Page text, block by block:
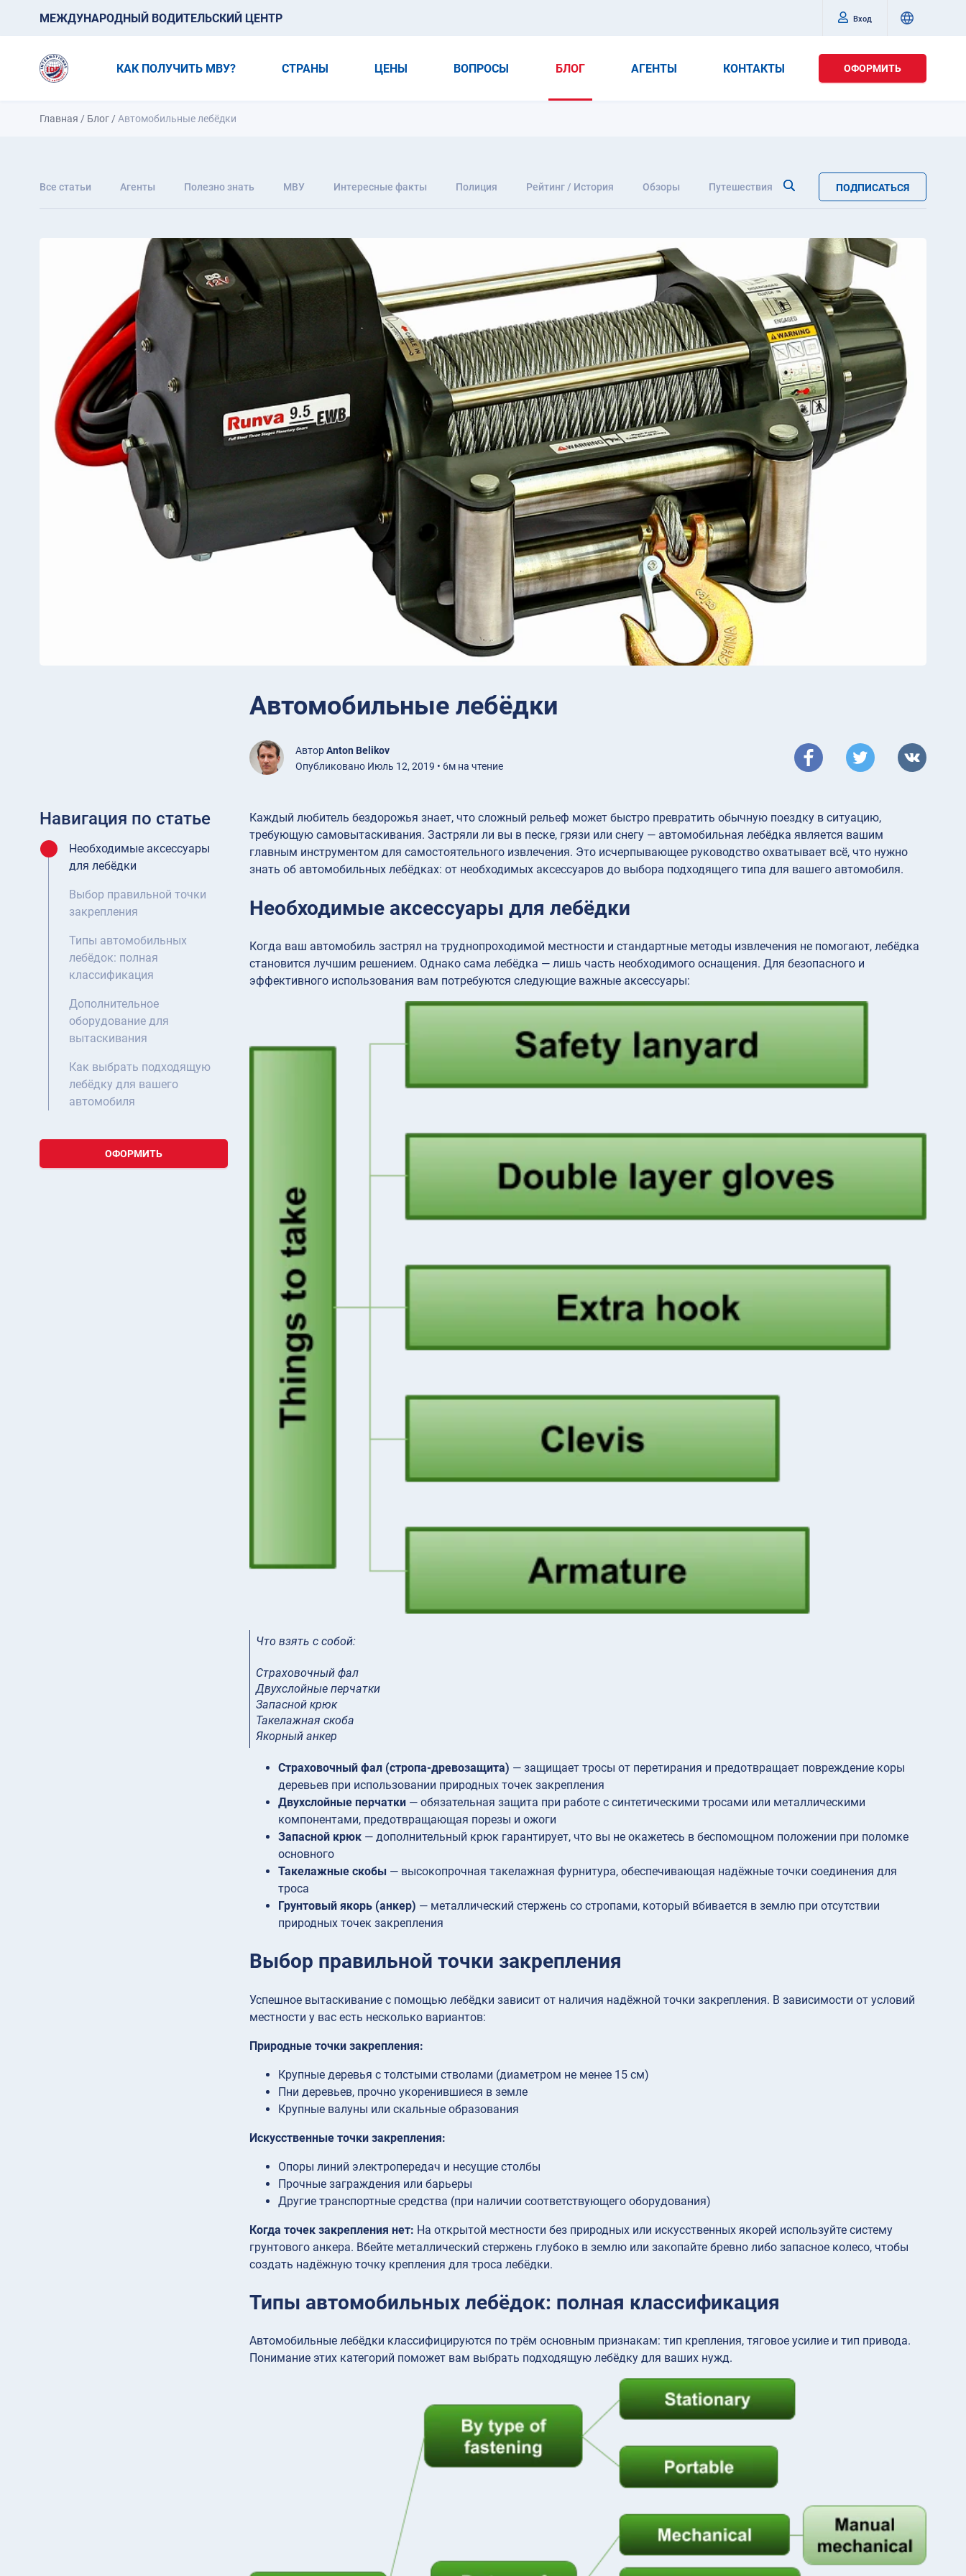
МЕЖДУНАРОДНЫЙ ВОДИТЕЛЬСКИЙ ЦЕНТР Вход
КАК ПОЛУЧИТЬ МВУ? СТРАНЫ ЦЕНЫ ВОПРОСЫ БЛОГ АГЕНТЫ КОНТАКТЫ ОФОРМИТЬ
Главная / Блог /Автомобильные лебёдки
Все статьи Агенты Полезно знать МВУ Интересные факты Полиция Рейтинг / История Обзоры Путешествия ПОДПИСАТЬСЯ
Автомобильные лебёдки
АвторAnton Belikov
Опубликовано Июль 12, 2019 • 6м на чтение
Навигация по статье
Необходимые аксессуары
для лебёдки
Выбор правильной точки
закрепления
Типы автомобильных
лебёдок: полная
классификация
Дополнительное
оборудование для
вытаскивания
Как выбрать подходящую
лебёдку для вашего
автомобиля
ОФОРМИТЬ
Каждый любитель бездорожья знает, что сложный рельеф может быстро превратить обычную поездку в ситуацию,
требующую самовытаскивания. Застряли ли вы в песке, грязи или снегу — автомобильная лебёдка является вашим
главным инструментом для самостоятельного извлечения. Это исчерпывающее руководство охватывает всё, что нужно
знать об автомобильных лебёдках: от необходимых аксессуаров до выбора подходящего типа для вашего автомобиля.
Необходимые аксессуары для лебёдки
Когда ваш автомобиль застрял на труднопроходимой местности и стандартные методы извлечения не помогают, лебёдка
становится лучшим решением. Однако сама лебёдка — лишь часть необходимого оснащения. Для безопасного и
эффективного использования вам потребуются следующие важные аксессуары:
Что взять с собой:
Страховочный фал
Двухслойные перчатки
Запасной крюк
Такелажная скоба
Якорный анкер
Страховочный фал (стропа-древозащита) — защищает тросы от перетирания и предотвращает повреждение коры
деревьев при использовании природных точек закрепления
Двухслойные перчатки — обязательная защита при работе с синтетическими тросами или металлическими
компонентами, предотвращающая порезы и ожоги
Запасной крюк — дополнительный крюк гарантирует, что вы не окажетесь в беспомощном положении при поломке
основного
Такелажные скобы — высокопрочная такелажная фурнитура, обеспечивающая надёжные точки соединения для
троса
Грунтовый якорь (анкер) — металлический стержень со стропами, который вбивается в землю при отсутствии
природных точек закрепления
Выбор правильной точки закрепления
Успешное вытаскивание с помощью лебёдки зависит от наличия надёжной точки закрепления. В зависимости от условий
местности у вас есть несколько вариантов:
Природные точки закрепления:
Крупные деревья с толстыми стволами (диаметром не менее 15 см)
Пни деревьев, прочно укоренившиеся в земле
Крупные валуны или скальные образования
Искусственные точки закрепления:
Опоры линий электропередач и несущие столбы
Прочные заграждения или барьеры
Другие транспортные средства (при наличии соответствующего оборудования)
Когда точек закрепления нет: На открытой местности без природных или искусственных якорей используйте систему
грунтового анкера. Вбейте металлический стержень глубоко в землю или закопайте бревно либо запасное колесо, чтобы
создать надёжную точку крепления для троса лебёдки.
Типы автомобильных лебёдок: полная классификация
Автомобильные лебёдки классифицируются по трём основным признакам: тип крепления, тяговое усилие и тип привода.
Понимание этих категорий поможет вам выбрать подходящую лебёдку для ваших нужд.